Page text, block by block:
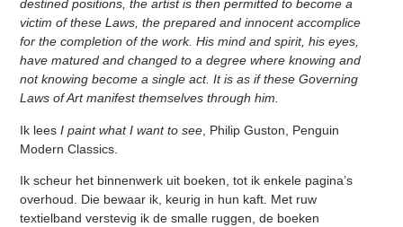
destined positions, the artist is then permitted to become a
victim of these Laws, the prepared and innocent accomplice
for the completion of the work. His mind and spirit, his eyes,
have matured and changed to a degree where knowing and
not knowing become a single act. It is as if these Governing
Laws of Art manifest themselves through him.
Ik leesI paint what I want to see , Philip Guston, Penguin
Modern Classics.
Ik scheur het binnenwerk uit boeken, tot ik enkele pagina’s
overhoud. Die bewaar ik, keurig in hun kaft. Met ruw
textielband verstevig ik de smalle ruggen, de boeken